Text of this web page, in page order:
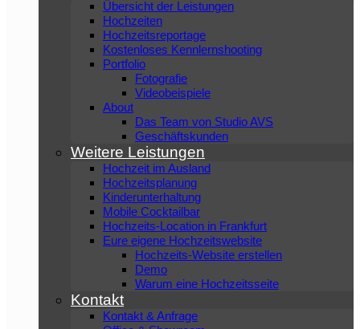
Übersicht der Leistungen
Hochzeiten
Hochzeitsreportage
Kostenloses Kennlernshooting
Portfolio
Fotografie
Videobeispiele
About
Das Team von Studio AVS
Geschäftskunden
Weitere Leistungen
Hochzeit im Ausland
Hochzeitsplanung
Kinderunterhaltung
Mobile Cocktailbar
Hochzeits-Location in Frankfurt
Eure eigene Hochzeitswebsite
Hochzeits-Website erstellen
Demo
Warum eine Hochzeitsseite
Kontakt
Kontakt & Anfrage